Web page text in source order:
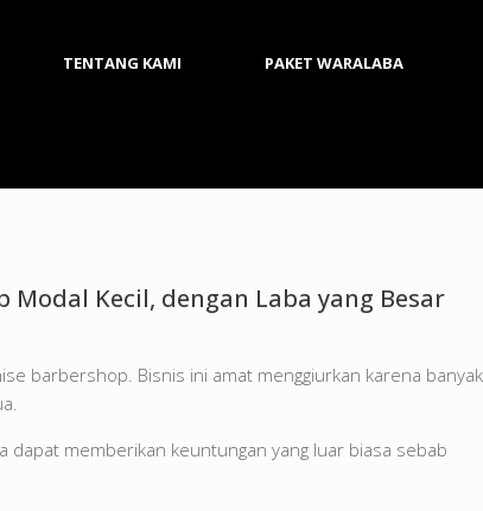
TENTANG KAMI PAKET WARALABA
Modal Kecil, dengan Laba yang Besar
barbershop. Bisnis ini amat menggiurkan karena banyak
dapat memberikan keuntungan yang luar biasa sebab